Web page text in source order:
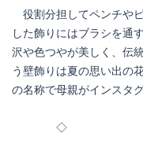
役割分担してペンチや
した飾りにはブラシを通
沢や色つやが美しく、伝
う壁飾りは夏の思い出の
の名称で母親がインスタ
◇